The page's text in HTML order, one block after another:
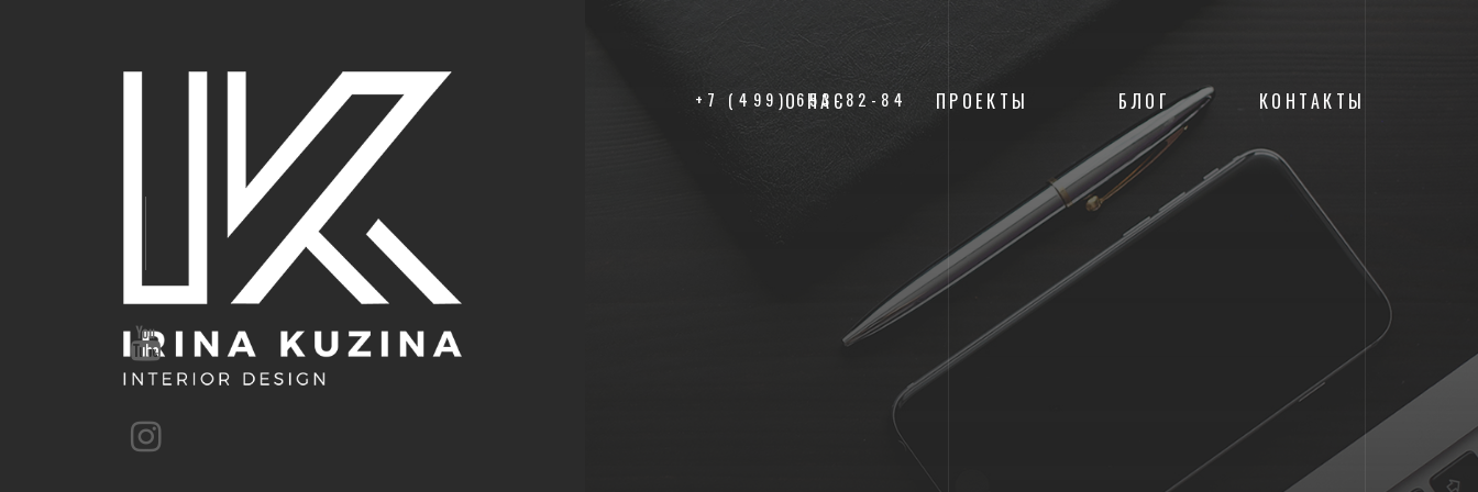
+7 (499) 653-82-84
О НАС ПРОЕКТЫ БЛОГ КОНТАКТЫ